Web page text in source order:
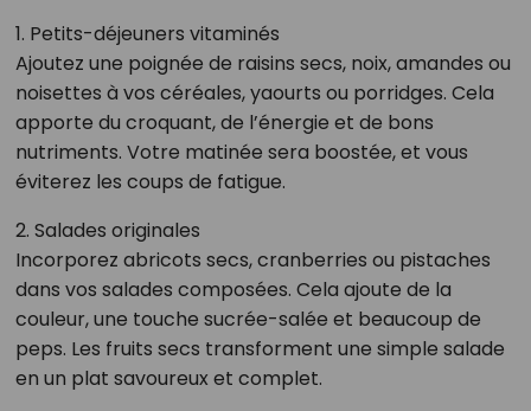
1. Petits-déjeuners vitaminés
Ajoutez une poignée de raisins secs, noix, amandes ou
noisettes à vos céréales, yaourts ou porridges. Cela
apporte du croquant, de l’énergie et de bons
nutriments. Votre matinée sera boostée, et vous
éviterez les coups de fatigue.
2. Salades originales
Incorporez abricots secs, cranberries ou pistaches
dans vos salades composées. Cela ajoute de la
couleur, une touche sucrée-salée et beaucoup de
peps. Les fruits secs transforment une simple salade
en un plat savoureux et complet.